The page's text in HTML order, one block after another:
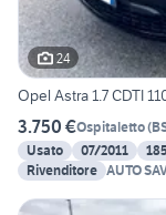
24
Opel Astra 1.7 CDTI
3.750 €Ospitaletto(
Usato
07/2011
Rivenditore AUTO